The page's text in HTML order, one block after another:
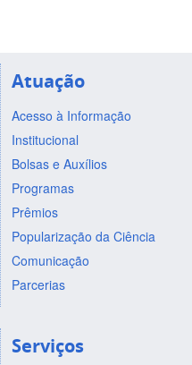
Atuação
Acesso à Informação
Institucional
Bolsas e Auxílios
Programas
Prêmios
Popularização da Ciência
Comunicação
Parcerias
Serviços